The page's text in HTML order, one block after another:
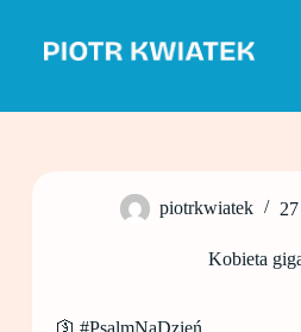
j
piotrkwiatek
Kobieta